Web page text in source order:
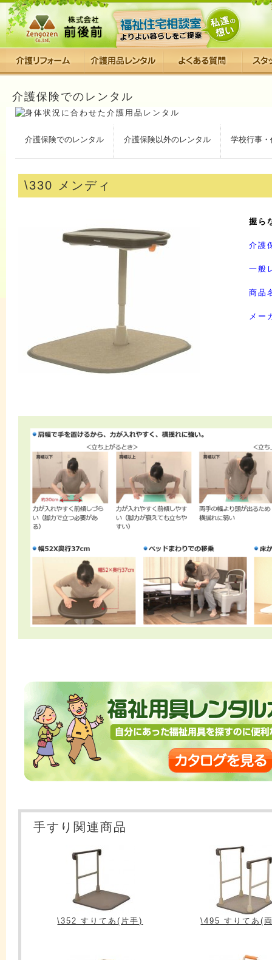
介護保険でのレンタル
介護保険でのレンタル 介護保険以外のレンタル 学校行事・
\330 メンディ
握ら
介護
一般
商品
メー
手すり関連商品
\352 すりてあ(片手) \495 すりてあ(